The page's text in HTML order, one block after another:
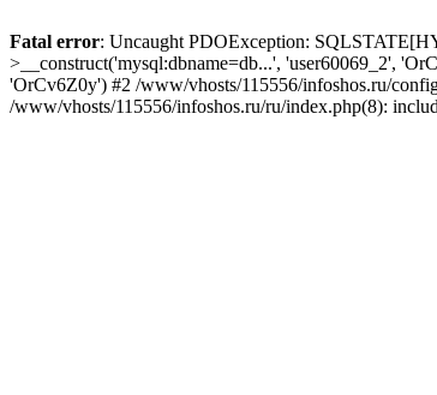
Fatal error: Uncaught PDOException:
>__construct('mysql:dbname=db...', 'user60069_2',
'OrCv6Z0y') #2 /www/vhosts/115556/infoshos.ru/
/www/vhosts/115556/infoshos.ru/ru/index.php(8):